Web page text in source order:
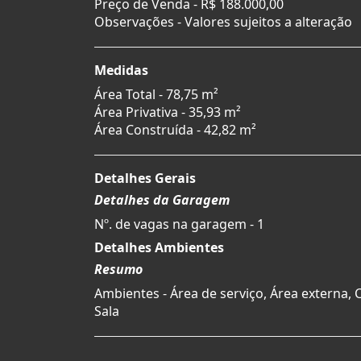
Preço de Venda - R$ 188.000,00
Observações - Valores sujeitos a alteração
Medidas
Área Total - 78,75 m²
Área Privativa - 35,93 m²
Área Construída - 42,82 m²
Detalhes Gerais
Detalhes da Garagem
Nº. de vagas na garagem - 1
Detalhes Ambientes
Resumo
Ambientes - Área de serviço, Área externa,
Sala